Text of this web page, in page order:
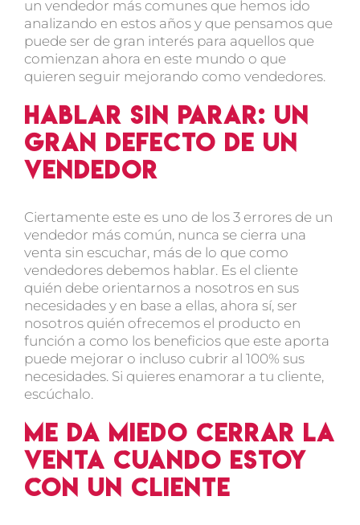
un vendedor más comunes que hemos ido
analizando en estos años y que pensamos que
puede ser de gran interés para aquellos que
comienzan ahora en este mundo o que
quieren seguir mejorando como vendedores.
Hablar sin parar: un
gran defecto de un
vendedor
Ciertamente este es uno de los 3 errores de un
vendedor más común, nunca se cierra una
venta sin escuchar, más de lo que como
vendedores debemos hablar. Es el cliente
quién debe orientarnos a nosotros en sus
necesidades y en base a ellas, ahora sí, ser
nosotros quién ofrecemos el producto en
función a como los beneficios que este aporta
puede mejorar o incluso cubrir al 100% sus
necesidades. Si quieres enamorar a tu cliente,
escúchalo.
Me da miedo cerrar la
venta cuando estoy
con un cliente